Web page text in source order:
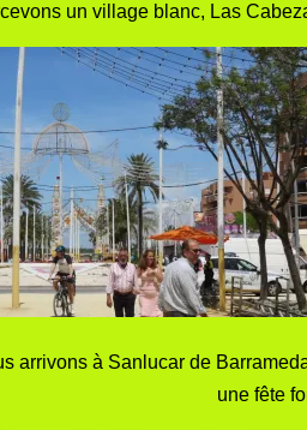
un village blanc, Las
arrivons à Sanlucar de
une fête